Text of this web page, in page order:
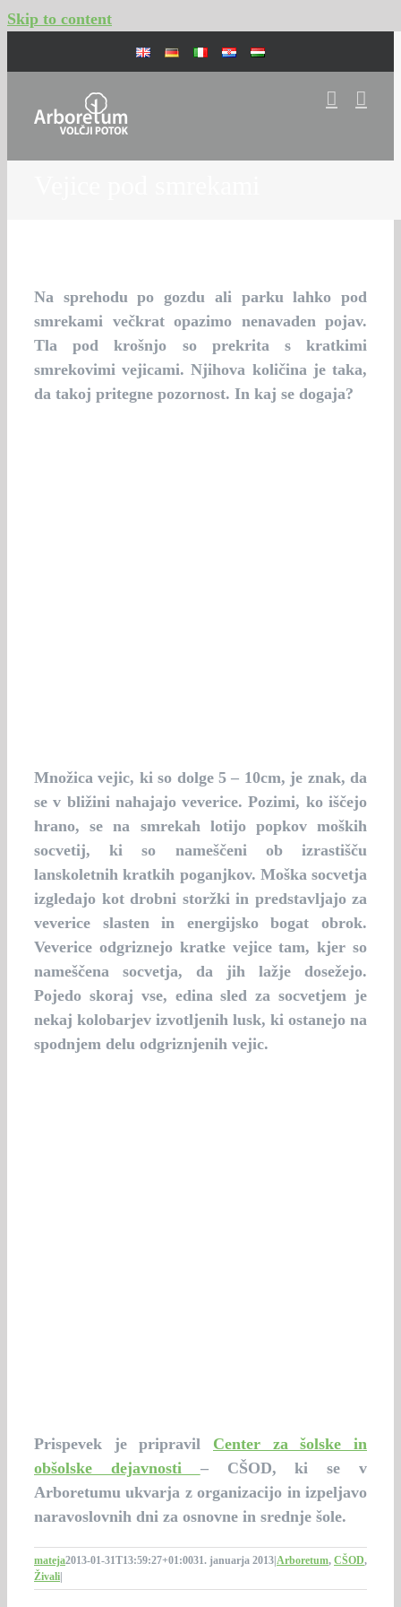
Skip to content
Na sprehodu po gozdu ali parku lahko pod
smrekami večkrat opazimo nenavaden pojav.
Tla pod krošnjo so prekrita s kratkimi
smrekovimi vejicami. Njihova količina je taka,
da takoj pritegne pozornost. In kaj se dogaja?
Množica vejic, ki so dolge 5 – 10cm, je znak, da
se v bližini nahajajo veverice. Pozimi, ko iščejo
hrano, se na smrekah lotijo popkov moških
socvetij, ki so nameščeni ob izrastišču
lanskoletnih kratkih poganjkov. Moška socvetja
izgledajo kot drobni storžki in predstavljajo za
veverice slasten in energijsko bogat obrok.
Veverice odgriznejo kratke vejice tam, kjer so
nameščena socvetja, da jih lažje dosežejo.
Pojedo skoraj vse, edina sled za socvetjem je
nekaj kolobarjev izvotljenih lusk, ki ostanejo na
spodnjem delu odgriznjenih vejic.
Prispevek je pripravil Center za šolske in
obšolske dejavnosti – CŠOD, ki se v
Arboretumu ukvarja z organizacijo in izpeljavo
naravoslovnih dni za osnovne in srednje šole.
mateja2013-01-31T13:59:27+01:0031. januarja 2013 Arboretum, CŠOD,
Živali